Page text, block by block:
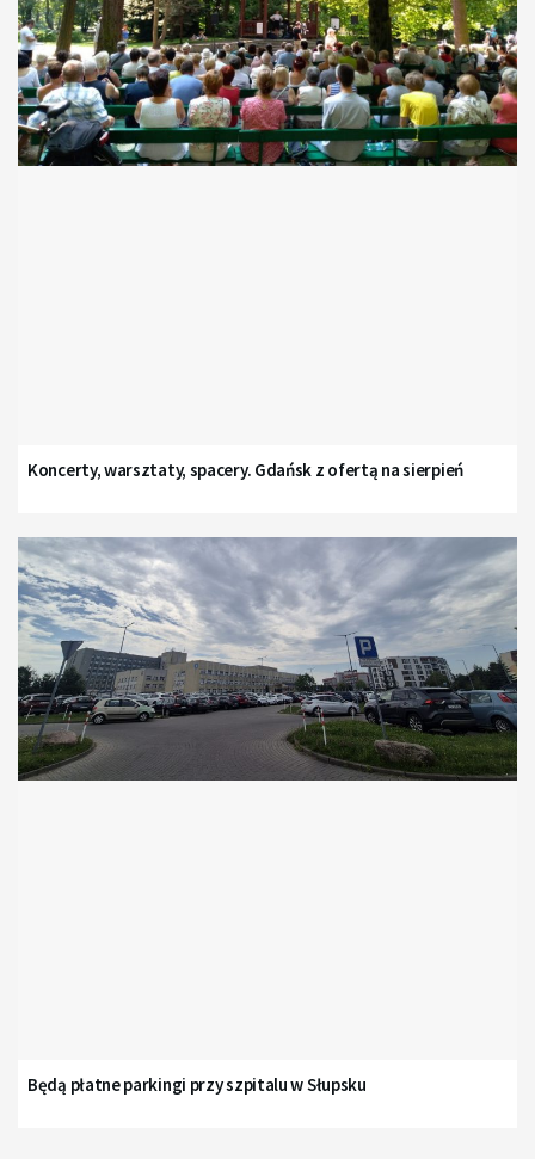
Koncerty, warsztaty, spacery. Gdańsk z ofertą na sierpień
Będą płatne parkingi przy szpitalu w Słupsku